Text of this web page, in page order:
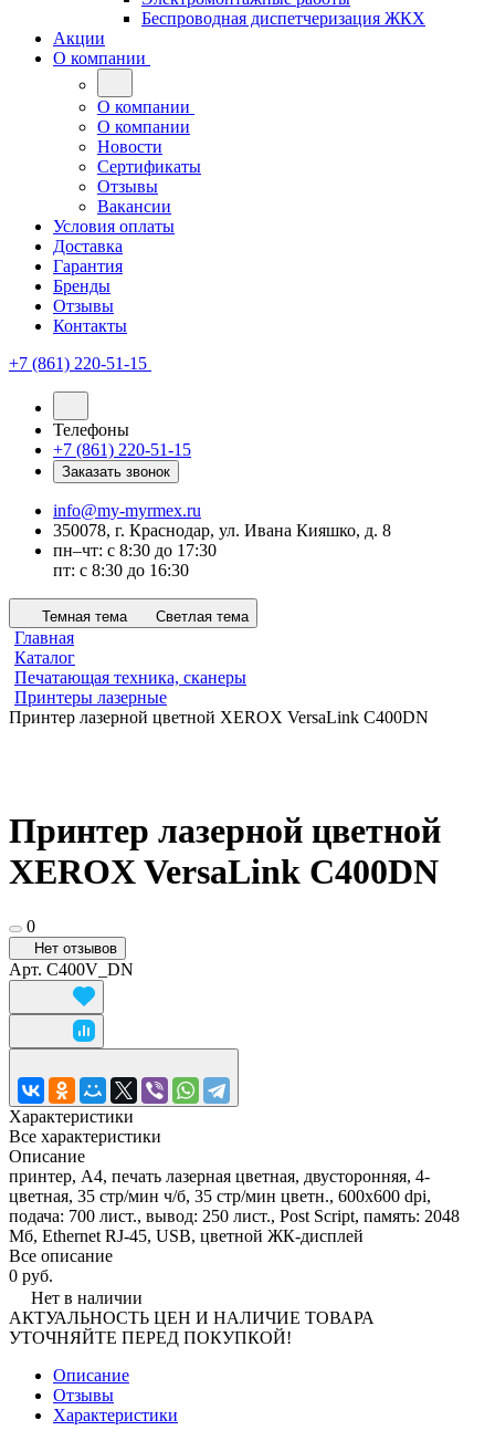
Беспроводная диспетчеризация ЖКХ
Акции
О компании
О компании
О компании
Новости
Сертификаты
Отзывы
Вакансии
Условия оплаты
Доставка
Гарантия
Бренды
Отзывы
Контакты
+7 (861) 220-51-15
Телефоны
+7 (861) 220-51-15
Заказать звонок
info@my-myrmex.ru
350078, г. Краснодар, ул. Ивана Кияшко, д. 8
пн–чт: с 8:30 до 17:30
пт: с 8:30 до 16:30
Темная тема Светлая тема
Главная
Каталог
Печатающая техника, сканеры
Принтеры лазерные
Принтер лазерной цветной XEROX VersaLink C400DN
Принтер лазерной цветной
XEROX VersaLink C400DN
0
Нет отзывов
Арт. C400V_DN
Характеристики
Все характеристики
Описание
принтер, A4, печать лазерная цветная, двусторонняя, 4-
цветная, 35 стр/мин ч/б, 35 стр/мин цветн., 600x600 dpi,
подача: 700 лист., вывод: 250 лист., Post Script, память: 2048
Мб, Ethernet RJ-45, USB, цветной ЖК-дисплей
Все описание
0 руб.
Нет в наличии
АКТУАЛЬНОСТЬ ЦЕН И НАЛИЧИЕ ТОВАРА
УТОЧНЯЙТЕ ПЕРЕД ПОКУПКОЙ!
Описание
Отзывы
Характеристики